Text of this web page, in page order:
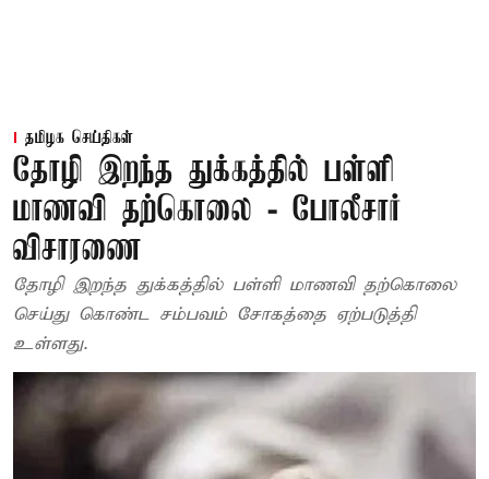
தமிழக செய்திகள்
தோழி இறந்த துக்கத்தில் பள்ளி
மாணவி தற்கொலை - போலீசார்
விசாரணை
தோழி இறந்த துக்கத்தில் பள்ளி மாணவி தற்கொலை
செய்து கொண்ட சம்பவம் சோகத்தை ஏற்படுத்தி
உள்ளது.